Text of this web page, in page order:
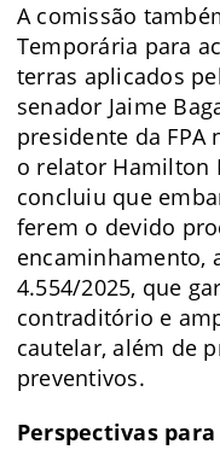
A comissão
Temporária para
terras aplicados
senador Jaime
presidente da FPA
o relator Hamilton
concluiu que
ferem o devido
encaminhamento,
4.554/2025, que
contraditório e
cautelar, além de
preventivos.
Perspectivas para